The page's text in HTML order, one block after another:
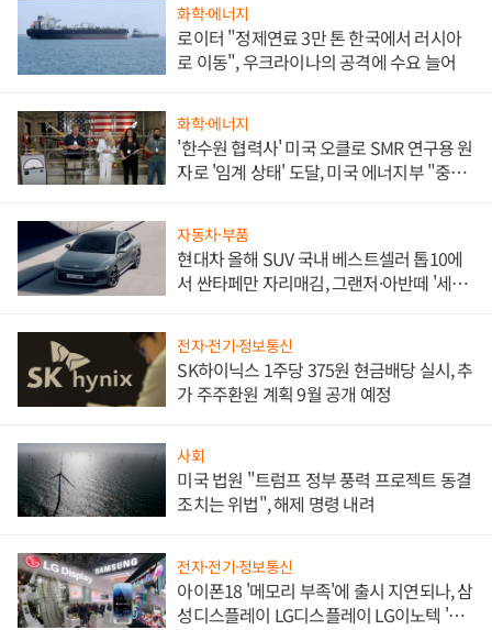
화학·에너지
로이터 "정제연료 3만 톤 한국에서 러시아
로 이동", 우크라이나의 공격에 수요 늘어
화학·에너지
'한수원 협력사' 미국 오클로 SMR 연구용 원
자로 '임계 상태' 도달, 미국 에너지부 "중요
자동차·부품
현대차 올해 SUV 국내 베스트셀러 톱10에
서 싼타페만 자리매김, 그랜저·아반떼 '세단
전자·전기·정보통신
SK하이닉스 1주당 375원 현금배당 실시, 추
가 주주환원 계획 9월 공개 예정
사회
미국 법원 "트럼프 정부 풍력 프로젝트 동결
조치는 위법", 해제 명령 내려
전자·전기·정보통신
아이폰18 '메모리 부족'에 출시 지연되나, 삼
성디스플레이 LG디스플레이 LG이노텍 '탈